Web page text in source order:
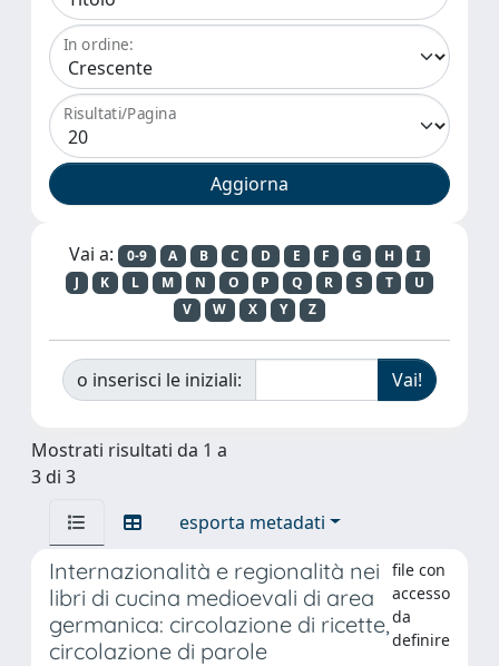
In ordine:
Risultati/Pagina
Vai a: 0-9 A B C D E F G H
I
J
K L M N O P Q R S T
U
V
W X Y Z
o inserisci le iniziali:
Mostrati risultati da 1 a
3 di 3
esporta metadati
Internazionalità e regionalità nei
libri di cucina medioevali di area
germanica: circolazione di ricette,
circolazione di parole
file con
accesso
da
definire